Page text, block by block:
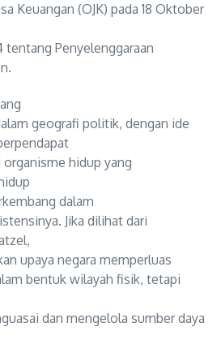
Keuangan (OJK) pada 18 Oktober
tentang Penyelenggaraan
geografi politik, dengan ide
hidup yang
dalam
Jika dilihat dari
upaya negara memperluas
bentuk wilayah fisik, tetapi
dan mengelola sumber daya